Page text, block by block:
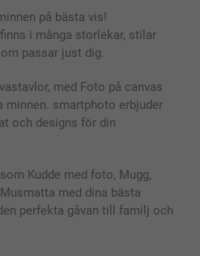
på bästa vis!
i många storlekar, stilar
passar just dig.
med Foto på canvas
minnen. smartphoto erbjuder
och designs för din
Kudde med foto, Mugg,
med dina bästa
perfekta gåvan till familj och